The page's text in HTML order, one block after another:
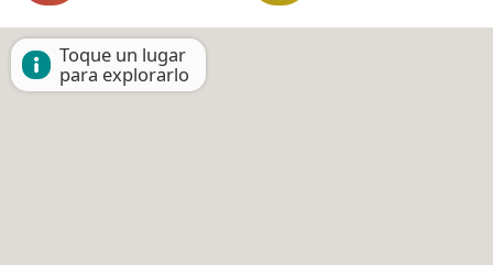
Toque un lugar
para explorarlo